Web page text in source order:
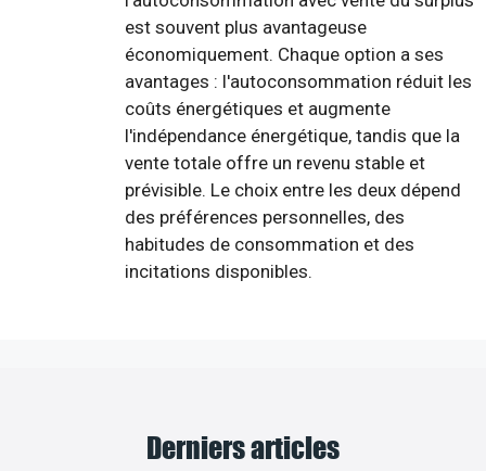
est souvent plus avantageuse
économiquement. Chaque option a ses
avantages : l'autoconsommation réduit les
coûts énergétiques et augmente
l'indépendance énergétique, tandis que la
vente totale offre un revenu stable et
prévisible. Le choix entre les deux dépend
des préférences personnelles, des
habitudes de consommation et des
incitations disponibles.
Derniers articles